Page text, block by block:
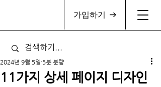
가입하기
11가지 상세 페이지 디자인
2024년 9월 5일 5분 분량